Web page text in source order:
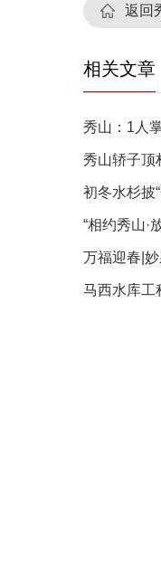
返回
相关文章
秀山：1人
秀山轿子顶
初冬水杉披
万福迎春|
马西水库工